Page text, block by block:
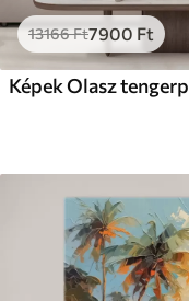
13166Ft7900 Ft